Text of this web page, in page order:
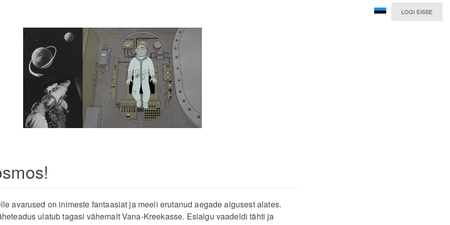
LOGI SISSE
avarused on inimeste fantaasiat ja meeli erutanud aegade algusest alates.
ulatub tagasi vähemalt Vana-Kreekasse. Esialgu vaadeldi tähti ja